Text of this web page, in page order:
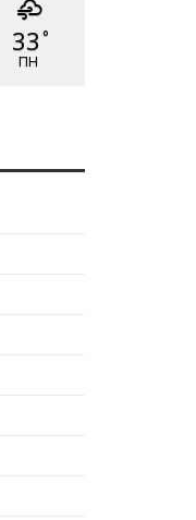
33 °
ПН